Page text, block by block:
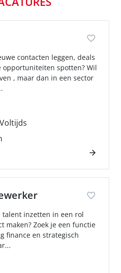
contacten leggen, deals
opportuniteiten spotten? Wil
, maar dan in een sector
Voltijds
talent inzetten in een rol
maken? Zoek je een functie
finance en strategisch